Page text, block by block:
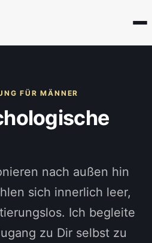
FÜR MÄNNER
nach außen hin
sich innerlich leer,
Ich begleite
zu Dir selbst zu